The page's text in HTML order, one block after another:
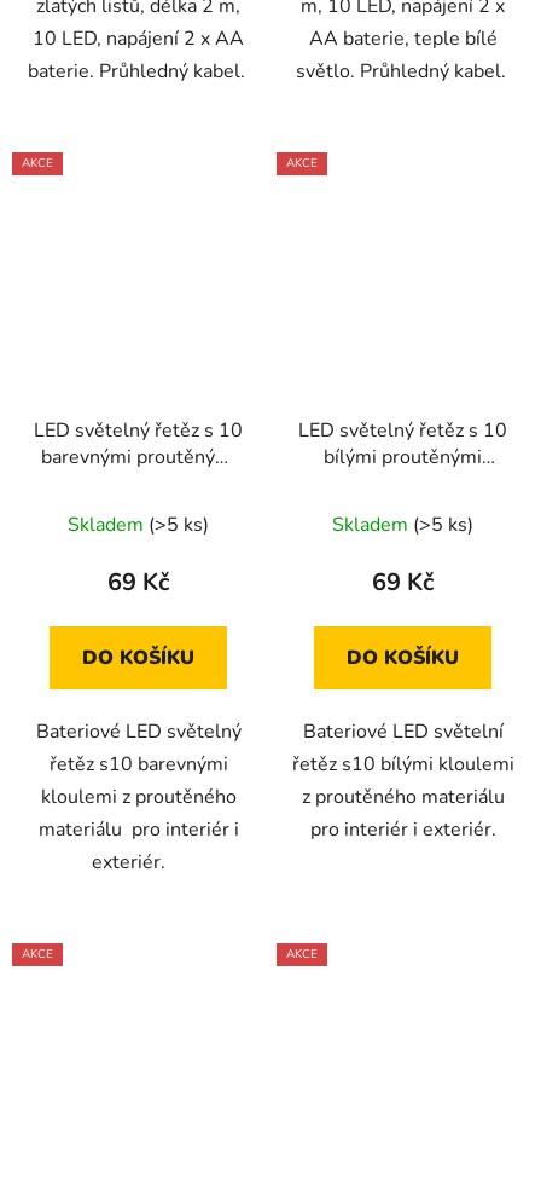
zlatých listů, délka 2 m,
10 LED, napájení 2 x AA
baterie. Průhledný kabel.
m, 10 LED, napájení 2 x
AA baterie, teple bílé
světlo. Průhledný kabel.
AKCE
LED světelný řetěz s 10
barevnými proutěnými
Skladem (>5 ks)
69 Kč
DO KOŠÍKU
Bateriové LED světelný
řetěz s10 barevnými
kloulemi z proutěného
materiálu pro interiér i
exteriér.
AKCE
LED světelný řetěz s 10
bílými proutěnými
Skladem (>5 ks)
69 Kč
DO KOŠÍKU
Bateriové LED světelní
řetěz s10 bílými kloulemi
z proutěného materiálu
pro interiér i exteriér.
AKCE AKCE